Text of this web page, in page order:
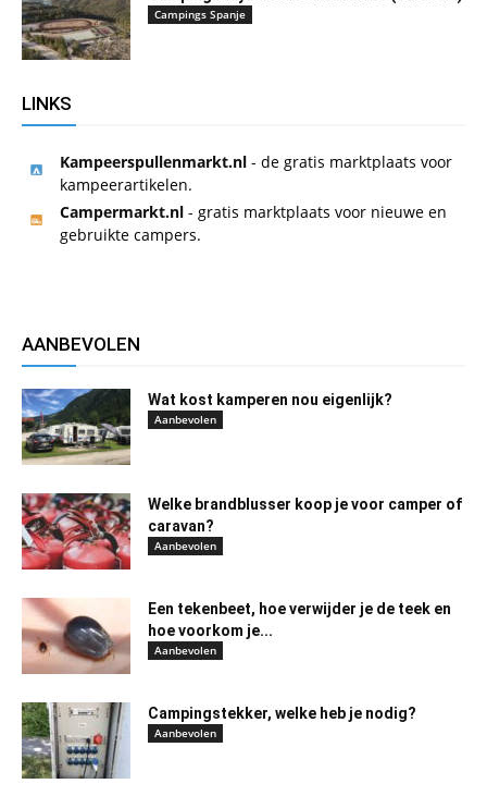
Campings Spanje
LINKS
Kampeerspullenmarkt.nl - de gratis marktplaats voor
kampeerartikelen.
Campermarkt.nl - gratis marktplaats voor nieuwe en
gebruikte campers.
AANBEVOLEN
Wat kost kamperen nou eigenlijk?
Aanbevolen
Welke brandblusser koop je voor camper of
caravan?
Aanbevolen
Een tekenbeet, hoe verwijder je de teek en
hoe voorkom je...
Aanbevolen
Campingstekker, welke heb je nodig?
Aanbevolen